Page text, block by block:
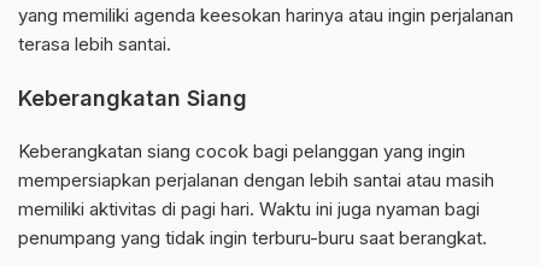
yang memiliki agenda keesokan harinya atau ingin perjalanan
terasa lebih santai.
Keberangkatan Siang
Keberangkatan siang cocok bagi pelanggan yang ingin
mempersiapkan perjalanan dengan lebih santai atau masih
memiliki aktivitas di pagi hari. Waktu ini juga nyaman bagi
penumpang yang tidak ingin terburu-buru saat berangkat.